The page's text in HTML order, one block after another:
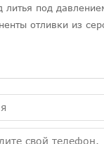
литья под
отливки из